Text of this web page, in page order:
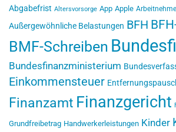
Abgabefrist Altersvorsorge App Apple
Außergewöhnliche Belastungen BFH
BMF-Schreiben
Bundesfinanzministerium
Einkommensteuer
Finanzamt Finanzgericht
Grundfreibetrag Handwerkerleistungen Kinder